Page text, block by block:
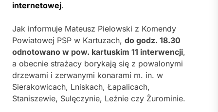
internetowej.
Jak informuje Mateusz Pielowski z Komendy
Powiatowej PSP w Kartuzach, do godz. 18.30
odnotowano w pow. kartuskim 11 interwencji,
a obecnie strażacy borykają się z powalonymi
drzewami i zerwanymi konarami m. in. w
Sierakowicach, Lniskach, Łapalicach,
Staniszewie, Sulęczynie, Leźnie czy Żurominie.